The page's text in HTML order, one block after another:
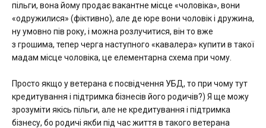
пільги, вона йому продає вакантне місце «чоловіка», вони
«одружилися» (фіктивно), але де юре вони чоловік і дружина,
ну умовно пів року, і можна розлучитися, він то вже
з грошима, тепер черга наступного «кавалера» купити в такої
мадам місце чоловіка, це елементарна схема при чому.
Просто якщо у ветерана є посвідчення УБД, то при чому тут
кредитування і підтримка бізнесів його родичів?) Я ще можу
зрозуміти якісь пільги, але не кредитування і підтримка
бізнесу, бо родичі якби під час життя в такого ветерана